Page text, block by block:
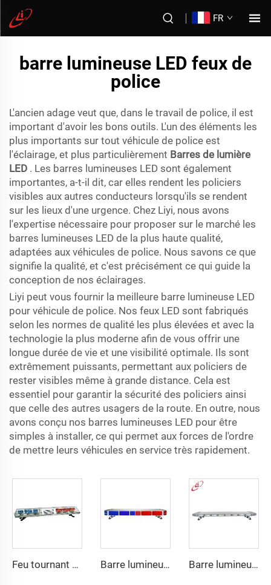
FR
barre lumineuse LED feux de
police
L'ancien adage veut que, dans le travail de police, il est
important d'avoir les bons outils. L'un des éléments les
plus importants sur tout véhicule de police est
l'éclairage, et plus particulièrement Barres de lumière
LED . Les barres lumineuses LED sont également
importantes, a-t-il dit, car elles rendent les policiers
visibles aux autres conducteurs lorsqu'ils se rendent
sur les lieux d'une urgence. Chez Liyi, nous avons
l'expertise nécessaire pour proposer sur le marché les
barres lumineuses LED de la plus haute qualité,
adaptées aux véhicules de police. Nous savons ce que
signifie la qualité, et c'est précisément ce qui guide la
conception de nos éclairages.
Liyi peut vous fournir la meilleure barre lumineuse LED
pour véhicule de police. Nos feux LED sont fabriqués
selon les normes de qualité les plus élevées et avec la
technologie la plus moderne afin de vous offrir une
longue durée de vie et une visibilité optimale. Ils sont
extrêmement puissants, permettant aux policiers de
rester visibles même à grande distance. Cela est
essentiel pour garantir la sécurité des policiers ainsi
que celle des autres usagers de la route. En outre, nous
avons conçu nos barres lumineuses LED pour être
simples à installer, ce qui permet aux forces de l'ordre
de mettre leurs véhicules en service très rapidement.
Feu tournant halogène PC en forme trapézoïdale Barre lumineuse d'avertissement policière à LED multidirectionnelle Barre lumineuse policière LED en aluminium et PC